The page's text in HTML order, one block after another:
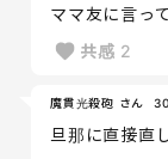
ママ友に言っ
共感 2
魔貫光殺砲 さん
旦那に直接直